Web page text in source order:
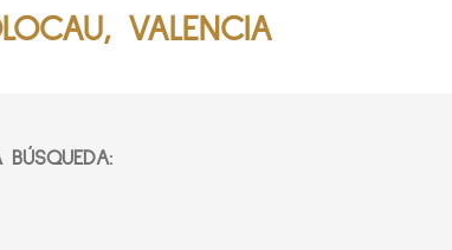
VALENCIA
BÚSQUEDA: